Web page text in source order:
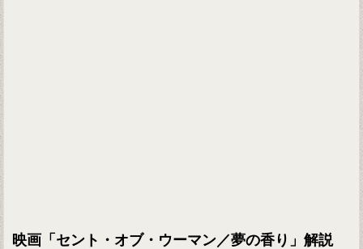
映画「セント・オブ・ウーマン／夢の香り」解説